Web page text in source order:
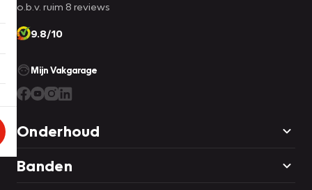
o.b.v. ruim 8 reviews
9.8/10
Mijn Vakgarage
Onderhoud
Banden